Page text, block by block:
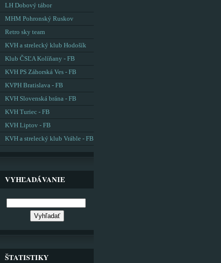
LH Dobový tábor
MHM Pohronský Ruskov
Retro sky team
KVH a strelecký klub Hodošík
Klub ČSĽA Kolíňany - FB
KVH PS Záhorská Ves - FB
KVPH Bratislava - FB
KVH Slovenská brána - FB
KVH Turiec - FB
KVH Liptov - FB
KVH a strelecký klub Vráble - FB
VYHĽADÁVANIE
ŠTATISTIKY